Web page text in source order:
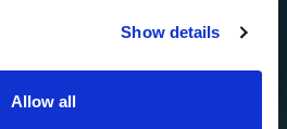
Show details
Allow all